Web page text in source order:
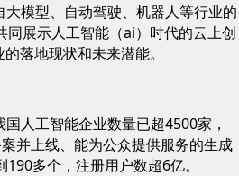
模型、自动驾驶、机器人等行业的
同展示人工智能（ai）时代的云上创
落地现状和未来潜能。
人工智能企业数量已超4500家，
并上线、能为公众提供服务的生成
多个，注册用户数超6亿。